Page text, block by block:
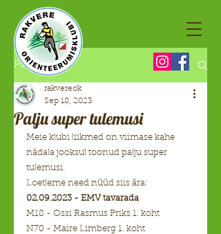
Post
Palju super tulemusi
rakvereok
Sep 18, 2023
Meie klubi liikmed on viimase kahe
nädala jooksul toonud palju super
tulemusi.
Loetleme need nüüd siis ära:
02.09.2023 - EMV tavarada
M18 - Ossi Rasmus Priks 1. koht
N70 - Maire Limberg 1. koht